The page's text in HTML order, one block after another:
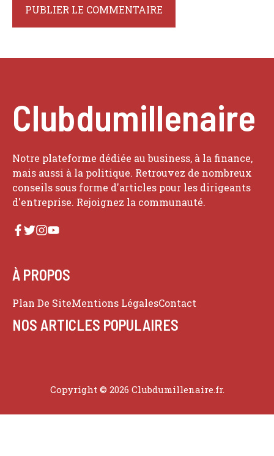
Clubdumillenaire
Notre plateforme dédiée au business, à la finance,
mais aussi à la politique. Retrouvez de nombreux
conseils sous forme d'articles pour les dirigeants
d'entreprise. Rejoignez la communauté.
À PROPOS
Plan De SiteMentions LégalesContact
NOS ARTICLES POPULAIRES
Copyright © 2026 Clubdumillenaire.fr.